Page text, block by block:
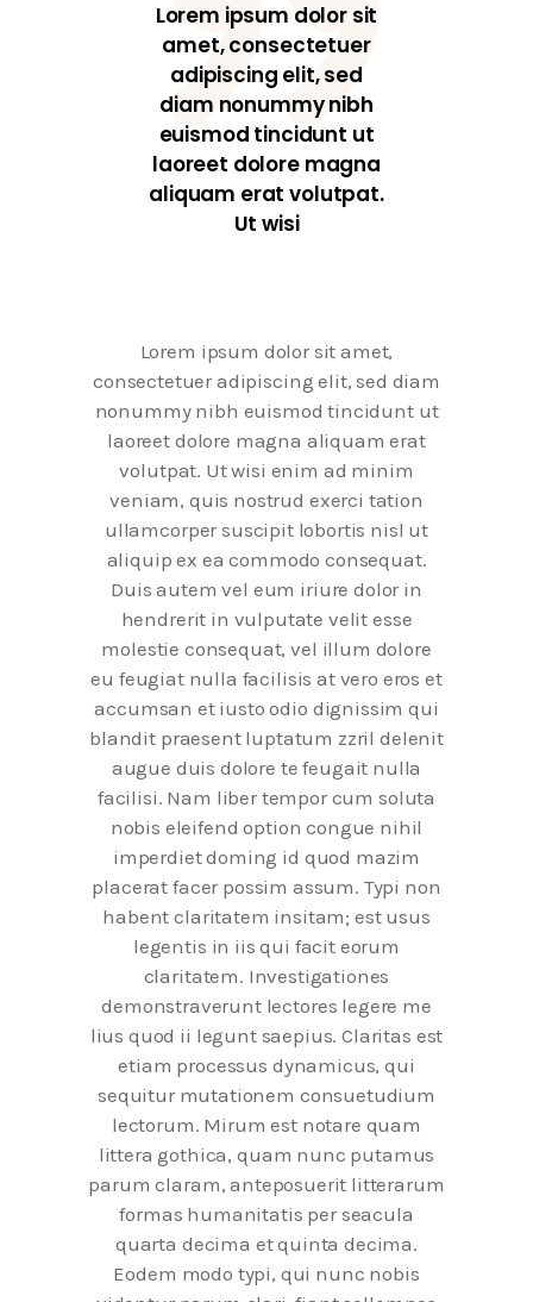
Lorem ipsum dolor sit
amet, consectetuer
adipiscing elit, sed
diam nonummy nibh
euismod tincidunt ut
laoreet dolore magna
aliquam erat volutpat.
Ut wisi
Lorem ipsum dolor sit amet,
consectetuer adipiscing elit, sed diam
nonummy nibh euismod tincidunt ut
laoreet dolore magna aliquam erat
volutpat. Ut wisi enim ad minim
veniam, quis nostrud exerci tation
ullamcorper suscipit lobortis nisl ut
aliquip ex ea commodo consequat.
Duis autem vel eum iriure dolor in
hendrerit in vulputate velit esse
molestie consequat, vel illum dolore
eu feugiat nulla facilisis at vero eros et
accumsan et iusto odio dignissim qui
blandit praesent luptatum zzril delenit
augue duis dolore te feugait nulla
facilisi. Nam liber tempor cum soluta
nobis eleifend option congue nihil
imperdiet doming id quod mazim
placerat facer possim assum. Typi non
habent claritatem insitam; est usus
legentis in iis qui facit eorum
claritatem. Investigationes
demonstraverunt lectores legere me
lius quod ii legunt saepius. Claritas est
etiam processus dynamicus, qui
sequitur mutationem consuetudium
lectorum. Mirum est notare quam
littera gothica, quam nunc putamus
parum claram, anteposuerit litterarum
formas humanitatis per seacula
quarta decima et quinta decima.
Eodem modo typi, qui nunc nobis